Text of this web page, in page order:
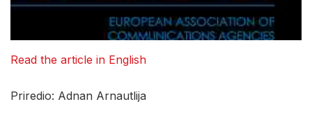
Read the article in English
Priredio: Adnan Arnautlija